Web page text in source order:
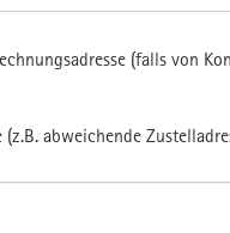
(falls von
(z.B. abweichende